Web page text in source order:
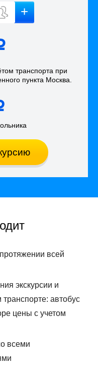
транспорта при
пункта Москва
всей
экскурсии и
автобус
цены с учетом
всеми